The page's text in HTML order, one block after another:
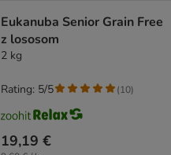
Eukanuba Senior Grain Free
z lososom
2 kg
19,19 €
Rating: 5/5 (10)